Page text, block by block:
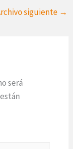
siguiente →
será